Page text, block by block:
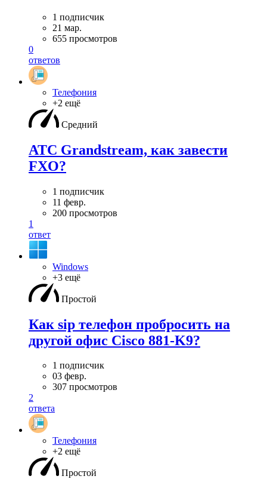
1 подписчик
21 мар.
655 просмотров
0
ответов
Телефония
+2 ещё
Средний
АТС Grandstream, как завести
FXO?
1 подписчик
11 февр.
200 просмотров
1
ответ
Windows
+3 ещё
Простой
Как sip телефон пробросить на
другой офис Cisco 881-K9?
1 подписчик
03 февр.
307 просмотров
2
ответа
Телефония
+2 ещё
Простой